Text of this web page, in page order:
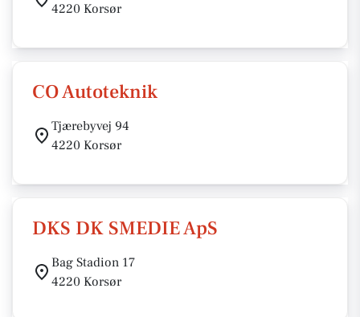
4220 Korsør
CO Autoteknik
Tjærebyvej 94
4220 Korsør
DKS DK SMEDIE ApS
Bag Stadion 17
4220 Korsør